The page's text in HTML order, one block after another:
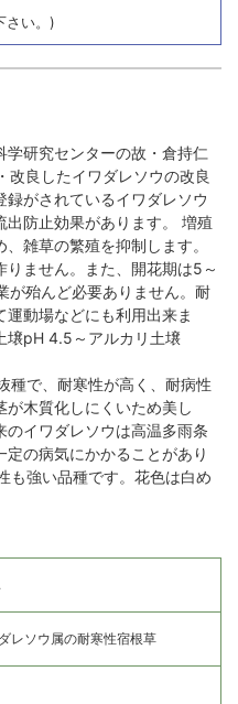
さい。)
研究センターの故・倉持仁
改良したイワダレソウの改良
がされているイワダレソウ
防止効果があります。 増殖
雑草の繁殖を抑制します。
ません。また、開花期は5～
が殆んど必要ありません。耐
動場などにも利用出来ま
壌pH 4.5～アルカリ土壌
種で、耐寒性が高く、耐病性
木質化しにくいため美し
のイワダレソウは高温多雨条
の病気にかかることがあり
も強い品種です。花色は白め
レソウ属の耐寒性宿根草